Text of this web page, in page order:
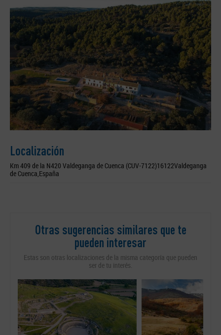
Localización
Km 409 de la N420 Valdeganga de Cuenca (CUV-7122)16122Valdeganga
de Cuenca,España
Otras sugerencias similares que te
pueden interesar
Estas son otras localizaciones de la misma categoría que pueden
ser de tu interés.